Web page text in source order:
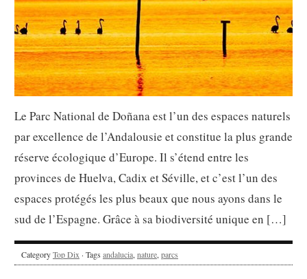
Le Parc National de Doñana est l’un des espaces naturels
par excellence de l’Andalousie et constitue la plus grande
réserve écologique d’Europe. Il s’étend entre les
provinces de Huelva, Cadix et Séville, et c’est l’un des
espaces protégés les plus beaux que nous ayons dans le
sud de l’Espagne. Grâce à sa biodiversité unique en […]
CategoryTop Dix · Tags andalucia, nature, parcs